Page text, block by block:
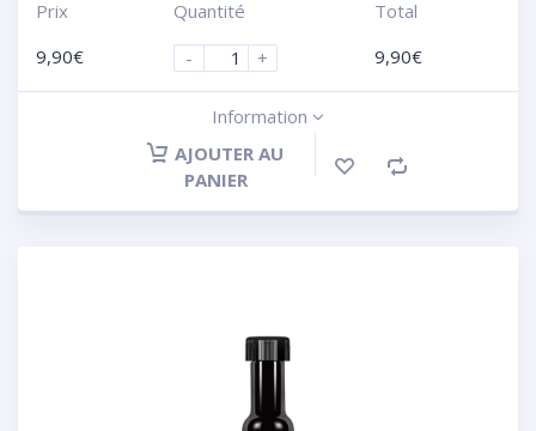
Prix
9,90€
Quantité
-
+
Total
9,90€
Information
AJOUTER AU
PANIER